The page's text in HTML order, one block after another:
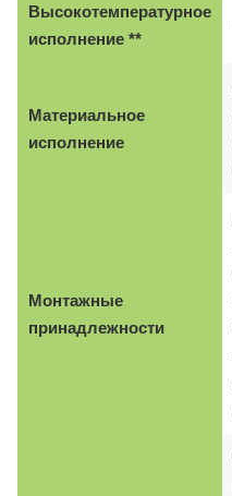
Высокотемпературное
исполнение **
Материальное
исполнение
Монтажные
принадлежности